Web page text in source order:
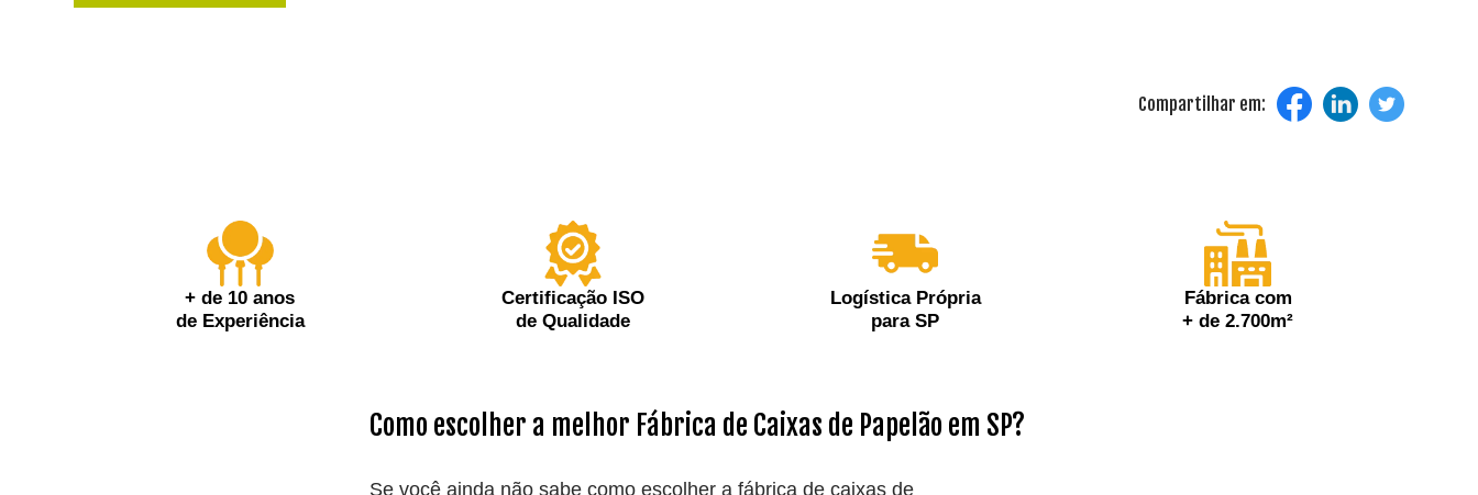
Compartilhar em:
+ de 10 anos
de Experiência
Certificação ISO
de Qualidade
Logística Própria
para SP
Fábrica com
+ de 2.700m²
Como escolher a melhor Fábrica de Caixas de Papelão em SP?
Se você ainda não sabe como escolher a fábrica de caixas de